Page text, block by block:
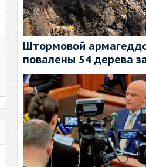
Штормовой
повалены 54 дерева